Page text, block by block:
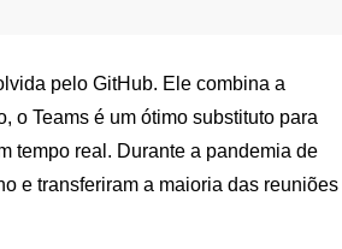
pelo GitHub. Ele combina a
o Teams é um ótimo substituto para
tempo real. Durante a pandemia de
e transferiram a maioria das reuniões